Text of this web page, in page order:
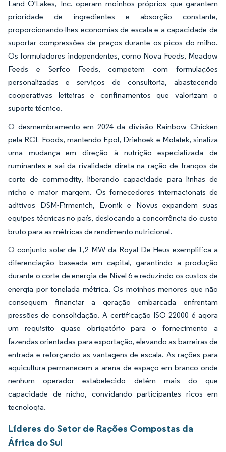
Land O'Lakes, Inc. operam moinhos próprios que garantem
prioridade de ingredientes e absorção constante,
proporcionando-lhes economias de escala e a capacidade de
suportar compressões de preços durante os picos do milho.
Os formuladores independentes, como Nova Feeds, Meadow
Feeds e Serfco Feeds, competem com formulações
personalizadas e serviços de consultoria, abastecendo
cooperativas leiteiras e confinamentos que valorizam o
suporte técnico.
O desmembramento em 2024 da divisão Rainbow Chicken
pela RCL Foods, mantendo Epol, Driehoek e Molatek, sinaliza
uma mudança em direção à nutrição especializada de
ruminantes e sai da rivalidade direta na ração de frangos de
corte de commodity, liberando capacidade para linhas de
nicho e maior margem. Os fornecedores internacionais de
aditivos DSM-Firmenich, Evonik e Novus expandem suas
equipes técnicas no país, deslocando a concorrência do custo
bruto para as métricas de rendimento nutricional.
O conjunto solar de 1,2 MW da Royal De Heus exemplifica a
diferenciação baseada em capital, garantindo a produção
durante o corte de energia de Nível 6 e reduzindo os custos de
energia por tonelada métrica. Os moinhos menores que não
conseguem financiar a geração embarcada enfrentam
pressões de consolidação. A certificação ISO 22000 é agora
um requisito quase obrigatório para o fornecimento a
fazendas orientadas para exportação, elevando as barreiras de
entrada e reforçando as vantagens de escala. As rações para
aquicultura permanecem a arena de espaço em branco onde
nenhum operador estabelecido detém mais do que
capacidade de nicho, convidando participantes ricos em
tecnologia.
Líderes do Setor de Rações Compostas da
África do Sul